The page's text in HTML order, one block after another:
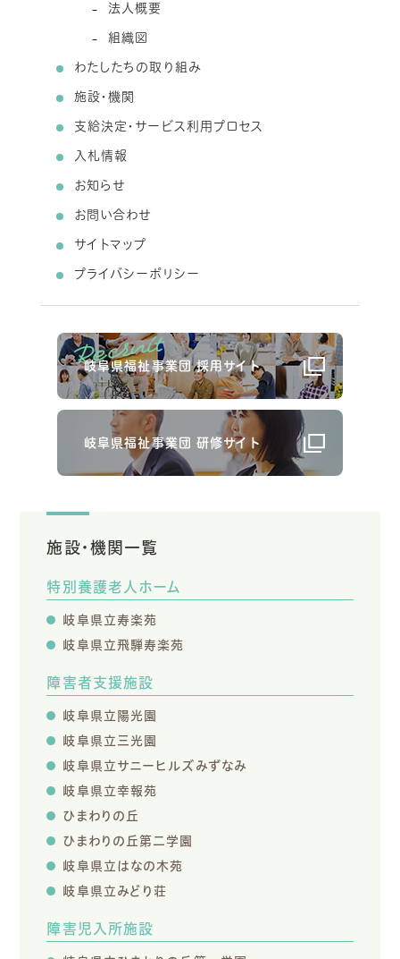
法人概要
組織図
わたしたちの取り組み
施設・機関
支給決定・サービス利用プロセス
入札情報
お知らせ
お問い合わせ
サイトマップ
プライバシーポリシー
岐阜県福祉事業団 採用サイト
岐阜県福祉事業団 研修サイト
施設・機関一覧
特別養護老人ホーム
岐阜県立寿楽苑
岐阜県立飛騨寿楽苑
障害者支援施設
岐阜県立陽光園
岐阜県立三光園
岐阜県立サニーヒルズみずなみ
岐阜県立幸報苑
ひまわりの丘
ひまわりの丘第二学園
岐阜県立はなの木苑
岐阜県立みどり荘
障害児入所施設